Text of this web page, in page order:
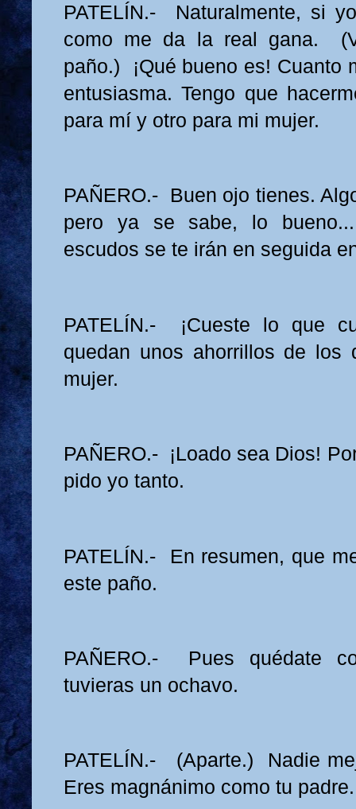
PATELÍN.- Naturalmente, si
como me da la real gana.
paño.) ¡Qué bueno es! Cuanto
entusiasma. Tengo que
para mí y otro para mi mujer.
PAÑERO.- Buen ojo tienes.
pero ya se sabe, lo
escudos se te irán en seguida
PATELÍN.- ¡Cueste lo que
quedan unos ahorrillos de los
mujer.
PAÑERO.- ¡Loado sea Dios!
pido yo tanto.
PATELÍN.- En resumen, que
este paño.
PAÑERO.- Pues quédate
tuvieras un ochavo.
PATELÍN.- (Aparte.) Nadie
Eres magnánimo como tu padre.